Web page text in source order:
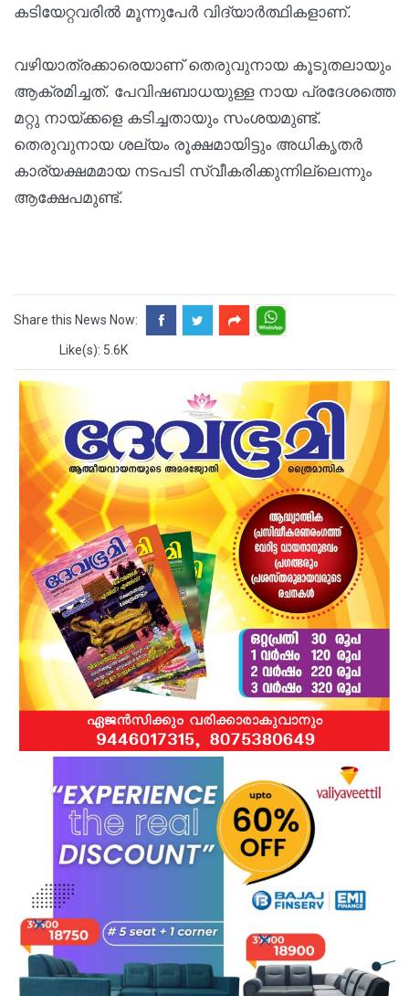
കടിയേറ്റവരില്‍ മൂന്നുപേര്‍ വിദ്യാര്‍ത്ഥികളാണ്.
വഴിയാത്രക്കാരെയാണ് തെരുവുനായ കൂടുതലായും
ആക്രമിച്ചത്. പേവിഷബാധയുള്ള നായ പ്രദേശത്തെ
മറ്റു നായ്ക്കളെ കടിച്ചതായും സംശയമുണ്ട്.
തെരുവുനായ ശല്യം രൂക്ഷമായിട്ടും അധികൃതര്‍
കാര്യക്ഷമമായ നടപടി സ്വീകരിക്കുന്നില്ലെന്നും
ആക്ഷേപമുണ്ട്.
Share this News Now:
Like(s): 5.6K